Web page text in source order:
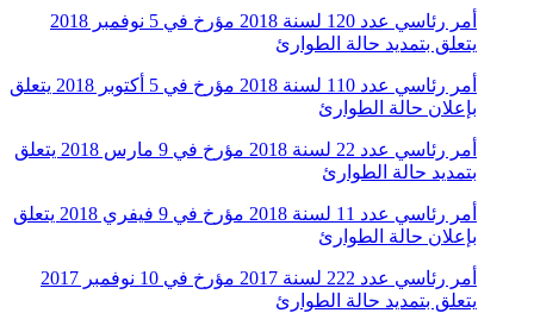
أمر رئاسي عدد 120 لسنة 2018 مؤرخ في 5 نوفمبر 2018
يتعلق بتمديد حالة الطوارئ
أمر رئاسي عدد 110 لسنة 2018 مؤرخ في 5 أكتوبر 2018 يتعلق
بإعلان حالة الطوارئ
أمر رئاسي عدد 22 لسنة 2018 مؤرخ في 9 مارس 2018 يتعلق
بتمديد حالة الطوارئ
أمر رئاسي عدد 11 لسنة 2018 مؤرخ في 9 فيفري 2018 يتعلق
بإعلان حالة الطوارئ
أمر رئاسي عدد 222 لسنة 2017 مؤرخ في 10 نوفمبر 2017
يتعلق بتمديد حالة الطوارئ